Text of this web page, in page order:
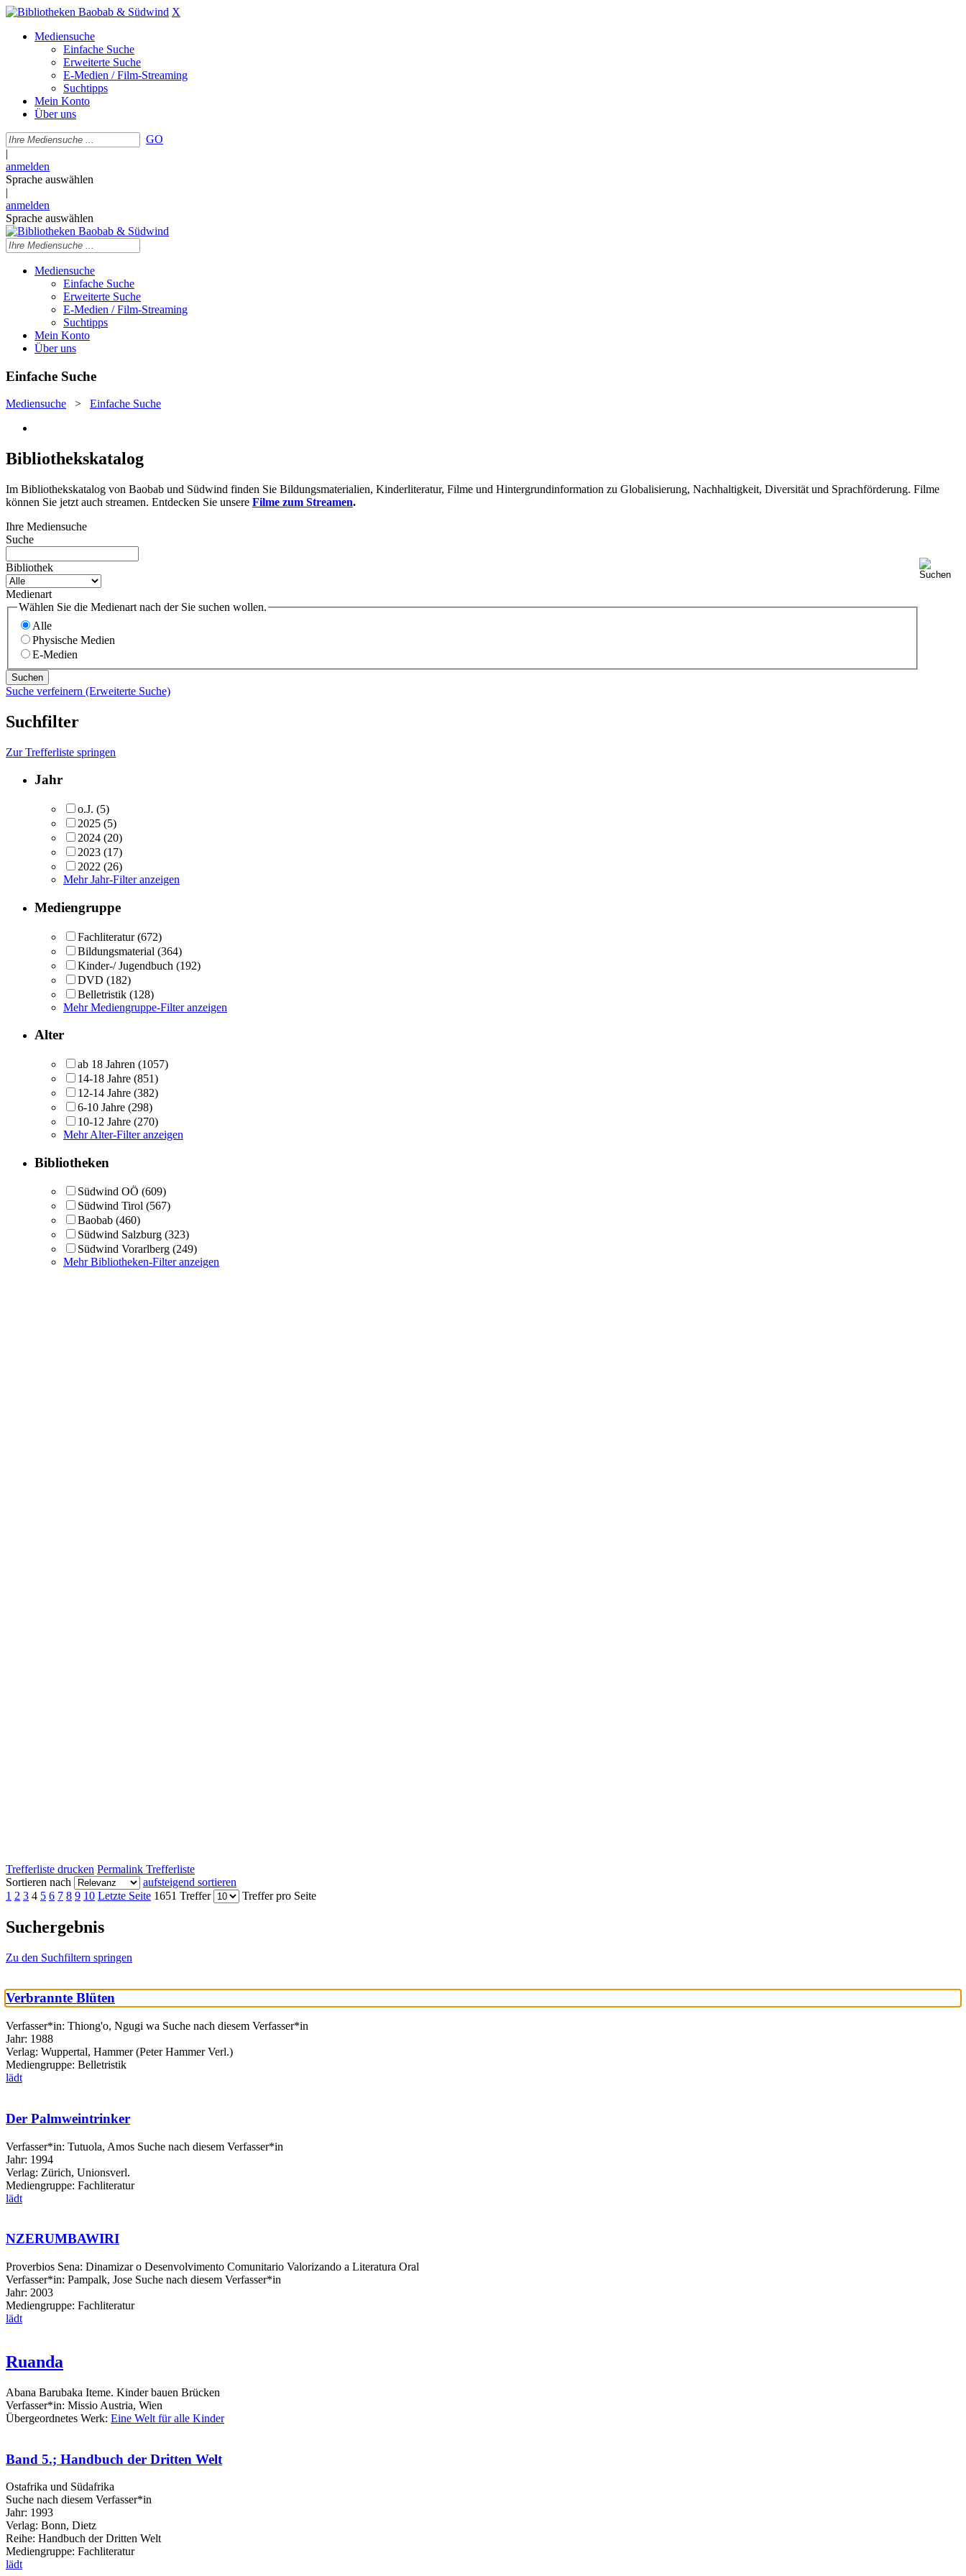
X
Mediensuche
Einfache Suche
Erweiterte Suche
E-Medien / Film-Streaming
Suchtipps
Mein Konto
Über uns
GO
|
anmelden
Sprache auswählen
|
anmelden
Sprache auswählen
Mediensuche
Einfache Suche
Erweiterte Suche
E-Medien / Film-Streaming
Suchtipps
Mein Konto
Über uns
Einfache Suche
Mediensuche > Einfache Suche
Bibliothekskatalog
Im Bibliothekskatalog von Baobab und Südwind finden Sie Bildungsmaterialien, Kinderliteratur, Filme und Hintergrundinformation zu Globalisierung, Nachhaltigkeit, Diversität und Sprachförderung. Filme
können Sie jetzt auch streamen. Entdecken Sie unsere Filme zum Streamen.
Ihre Mediensuche
Suche
Bibliothek
Medienart
Wählen Sie die Medienart nach der Sie suchen wollen.
Alle
Physische Medien
E-Medien
Suche verfeinern (Erweiterte Suche)
Suchfilter
Zur Trefferliste springen
Jahr
o.J. (5)
2025 (5)
2024 (20)
2023 (17)
2022 (26)
Mehr Jahr-Filter anzeigen
Mediengruppe
Fachliteratur (672)
Bildungsmaterial (364)
Kinder-/ Jugendbuch (192)
DVD (182)
Belletristik (128)
Mehr Mediengruppe-Filter anzeigen
Alter
ab 18 Jahren (1057)
14-18 Jahre (851)
12-14 Jahre (382)
6-10 Jahre (298)
10-12 Jahre (270)
Mehr Alter-Filter anzeigen
Bibliotheken
Südwind OÖ (609)
Südwind Tirol (567)
Baobab (460)
Südwind Salzburg (323)
Südwind Vorarlberg (249)
Mehr Bibliotheken-Filter anzeigen
Trefferliste drucken Permalink Trefferliste
Sortieren nach
aufsteigend sortieren
1 2 3 4 5 6 7 8 9 10 Letzte Seite 1651 Treffer Treffer pro Seite
Suchergebnis
Zu den Suchfiltern springen
Verbrannte Blüten
Verfasser*in: Thiong'o, Ngugi wa Suche nach diesem Verfasser*in
Jahr: 1988
Verlag: Wuppertal, Hammer (Peter Hammer Verl.)
Mediengruppe: Belletristik
lädt
Der Palmweintrinker
Verfasser*in: Tutuola, Amos Suche nach diesem Verfasser*in
Jahr: 1994
Verlag: Zürich, Unionsverl.
Mediengruppe: Fachliteratur
lädt
NZERUMBAWIRI
Proverbios Sena: Dinamizar o Desenvolvimento Comunitario Valorizando a Literatura Oral
Verfasser*in: Pampalk, Jose Suche nach diesem Verfasser*in
Jahr: 2003
Mediengruppe: Fachliteratur
lädt
Ruanda
Abana Barubaka Iteme. Kinder bauen Brücken
Verfasser*in: Missio Austria, Wien
Übergeordnetes Werk: Eine Welt für alle Kinder
Band 5.; Handbuch der Dritten Welt
Ostafrika und Südafrika
Suche nach diesem Verfasser*in
Jahr: 1993
Verlag: Bonn, Dietz
Reihe: Handbuch der Dritten Welt
Mediengruppe: Fachliteratur
lädt